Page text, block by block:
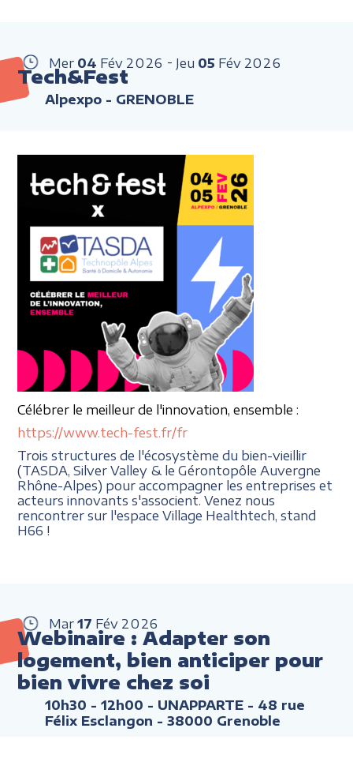
Mer 04 Fév 2026 Jeu 05 Fév 2026
Tech&Fest
Alpexpo - GRENOBLE
Célébrer le meilleurde l'innovation, ensemble :
https://www.tech-fest.fr/fr
Trois structures de l'écosystème du bien-vieillir
(TASDA, Silver Valley & le Gérontopôle Auvergne
Rhône-Alpes) pour accompagner les entreprises et
acteurs innovants s'associent. Venez nous
rencontrer sur l'espace Village Healthtech, stand
H66 !
Mar 17 Fév 2026
Webinaire : Adapter son
logement, bien anticiper pour
bien vivre chez soi
10h30 - 12h00 - UNAPPARTE - 48 rue
Félix Esclangon - 38000 Grenoble